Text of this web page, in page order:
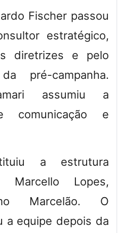
Fischer passou
estratégico,
diretrizes e pelo
pré-campanha.
assumiu a
comunicação e
a estrutura
Marcello Lopes,
Marcelão. O
a equipe depois da